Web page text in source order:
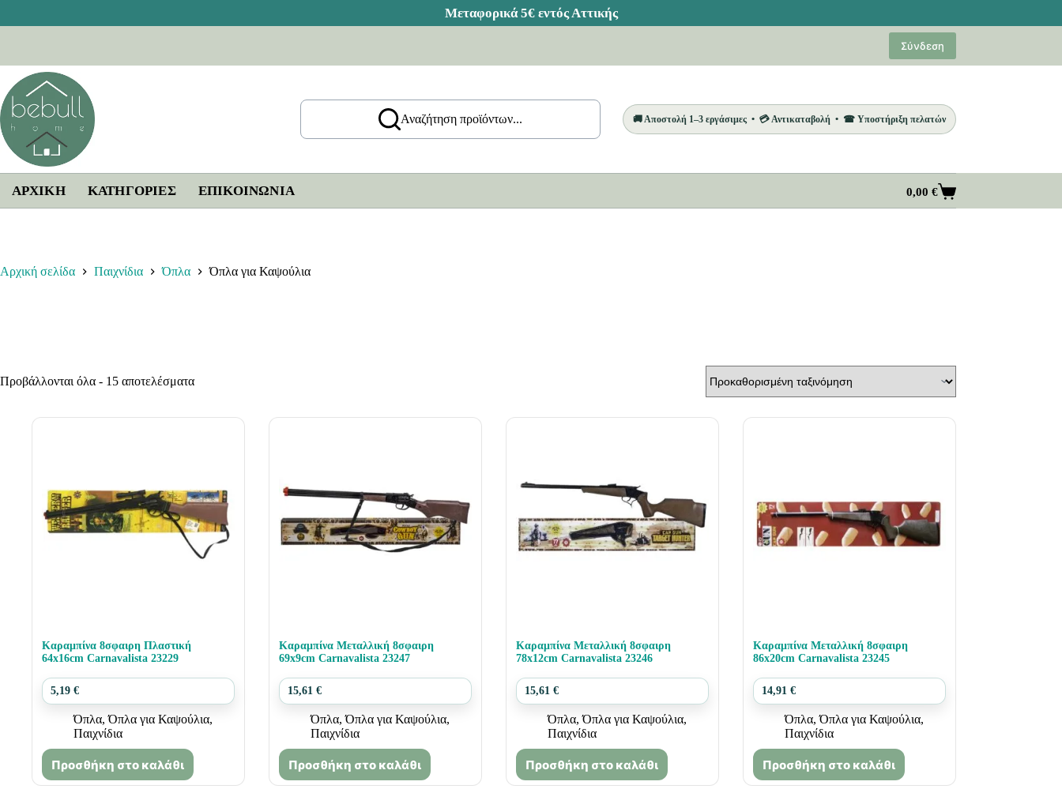
Σύνδεση
Αναζήτηση προϊόντων... 🚚 Αποστολή 1–3 εργάσιμες • 💳 Αντικαταβολή • ☎ Υποστήριξη πελατών
ΑΡΧΙΚΗ ΚΑΤΗΓΟΡΙΕΣ ΕΠΙΚΟΙΝΩΝΊΑ
Καλάθι
Αγορών
0,00 €
Αρχική σελίδα Παιχνίδια Όπλα Όπλα για Καψούλια
Προβάλλονται όλα - 15 αποτελέσματα
Καραμπίνα 8σφαιρη Πλαστική
64x16cm Carnavalista 23229
5,19 €
Όπλα,Όπλα για Καψούλια,
Παιχνίδια
Προσθήκη στο καλάθι
Καραμπίνα Μεταλλική 8σφαιρη
69x9cm Carnavalista 23247
15,61 €
Όπλα,Όπλα για Καψούλια,
Παιχνίδια
Προσθήκη στο καλάθι
Καραμπίνα Μεταλλική 8σφαιρη
78x12cm Carnavalista 23246
15,61 €
Όπλα,Όπλα για Καψούλια,
Παιχνίδια
Προσθήκη στο καλάθι
Καραμπίνα Μεταλλική 8σφαιρη
86x20cm Carnavalista 23245
14,91 €
Όπλα,Όπλα για Καψούλια,
Παιχνίδια
Προσθήκη στο καλάθι